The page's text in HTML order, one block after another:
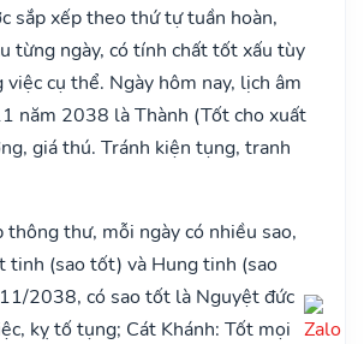
sắp xếp theo thứ tự tuần hoàn,
từng ngày, có tính chất tốt xấu tùy
cụ thể. Ngày hôm nay, lịch âm
năm 2038 là Thành (Tốt cho xuất
giá thú. Tránh kiện tụng, tranh
thông thư, mỗi ngày có nhiều sao,
tinh (sao tốt) và Hung tinh (sao
2038, có sao tốt là Nguyệt đức
kỵ tố tụng; Cát Khánh: Tốt mọi